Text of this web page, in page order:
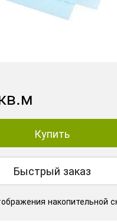
Купить
Быстрый заказ
накопительной